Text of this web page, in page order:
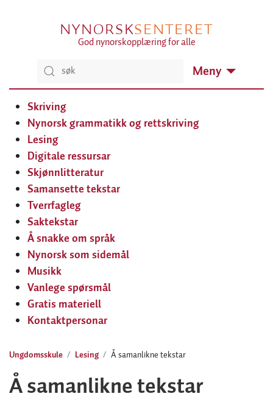
NYNORSKSENTERET
God nynorskopplæring for alle
Meny
Skriving
Nynorsk grammatikk og rettskriving
Lesing
Digitale ressursar
Skjønnlitteratur
Samansette tekstar
Tverrfagleg
Saktekstar
Å snakke om språk
Nynorsk som sidemål
Musikk
Vanlege spørsmål
Gratis materiell
Kontaktpersonar
Ungdomsskule Lesing Å samanlikne tekstar
Å samanlikne tekstar